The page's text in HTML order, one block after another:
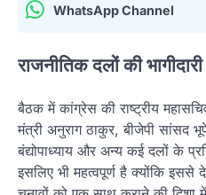
WhatsApp Channel
राजनीतिक दलों की
बैठक में कांग्रेस की राष्ट्रीय
मंत्री अनुराग ठाकुर, बीजेपी सांसद
बंद्योपाध्याय और अन्य कई दलों के
इसलिए भी महत्वपूर्ण है क्योंकि